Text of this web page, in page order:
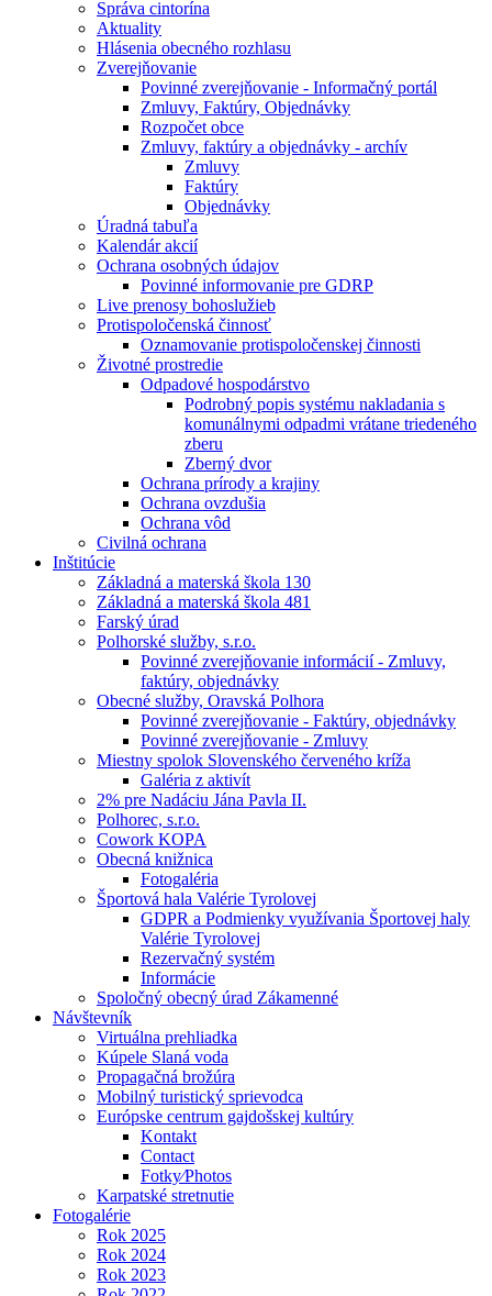
Správa cintorína
Aktuality
Hlásenia obecného rozhlasu
Zverejňovanie
Povinné zverejňovanie - Informačný portál
Zmluvy, Faktúry, Objednávky
Rozpočet obce
Zmluvy, faktúry a objednávky - archív
Zmluvy
Faktúry
Objednávky
Úradná tabuľa
Kalendár akcií
Ochrana osobných údajov
Povinné informovanie pre GDRP
Live prenosy bohoslužieb
Protispoločenská činnosť
Oznamovanie protispoločenskej činnosti
Životné prostredie
Odpadové hospodárstvo
Podrobný popis systému nakladania s
komunálnymi odpadmi vrátane triedeného
zberu
Zberný dvor
Ochrana prírody a krajiny
Ochrana ovzdušia
Ochrana vôd
Civilná ochrana
Inštitúcie
Základná a materská škola 130
Základná a materská škola 481
Farský úrad
Polhorské služby, s.r.o.
Povinné zverejňovanie informácií - Zmluvy,
faktúry, objednávky
Obecné služby, Oravská Polhora
Povinné zverejňovanie - Faktúry, objednávky
Povinné zverejňovanie - Zmluvy
Miestny spolok Slovenského červeného kríža
Galéria z aktivít
2% pre Nadáciu Jána Pavla II.
Polhorec, s.r.o.
Cowork KOPA
Obecná knižnica
Fotogaléria
Športová hala Valérie Tyrolovej
GDPR a Podmienky využívania Športovej haly
Valérie Tyrolovej
Rezervačný systém
Informácie
Spoločný obecný úrad Zákamenné
Návštevník
Virtuálna prehliadka
Kúpele Slaná voda
Propagačná brožúra
Mobilný turistický sprievodca
Európske centrum gajdošskej kultúry
Kontakt
Contact
Fotky⁄Photos
Karpatské stretnutie
Fotogalérie
Rok 2025
Rok 2024
Rok 2023